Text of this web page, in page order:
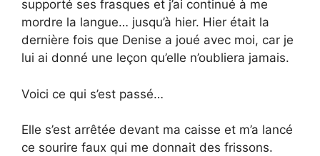
supporté ses frasques et j’ai continué à me
mordre la langue… jusqu’à hier. Hier était la
dernière fois que Denise a joué avec moi, car je
lui ai donné une leçon qu’elle n’oubliera jamais.
Voici ce qui s’est passé…
Elle s’est arrêtée devant ma caisse et m’a lancé
ce sourire faux qui me donnait des frissons.